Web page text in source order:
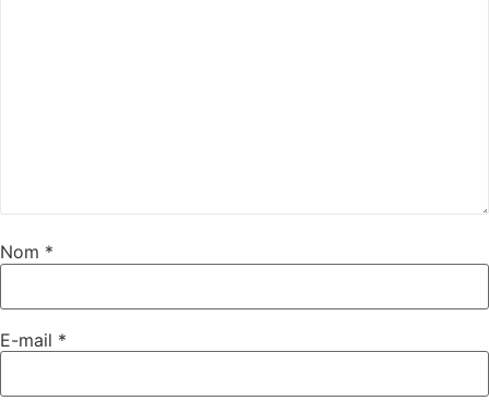
Nom *
E-mail *